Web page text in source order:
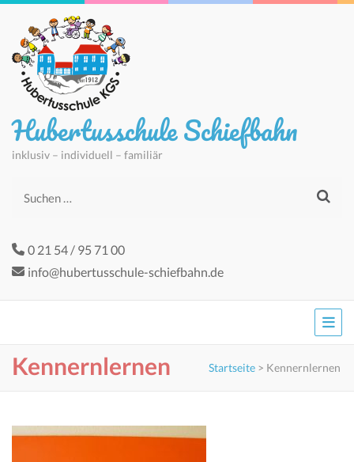
Hubertusschule Schiefbahn
inklusiv – individuell – familiär
Suchen
0 21 54 / 95 71 00
info@hubertusschule-schiefbahn.de
Kennernlernen Startseite > Kennernlernen